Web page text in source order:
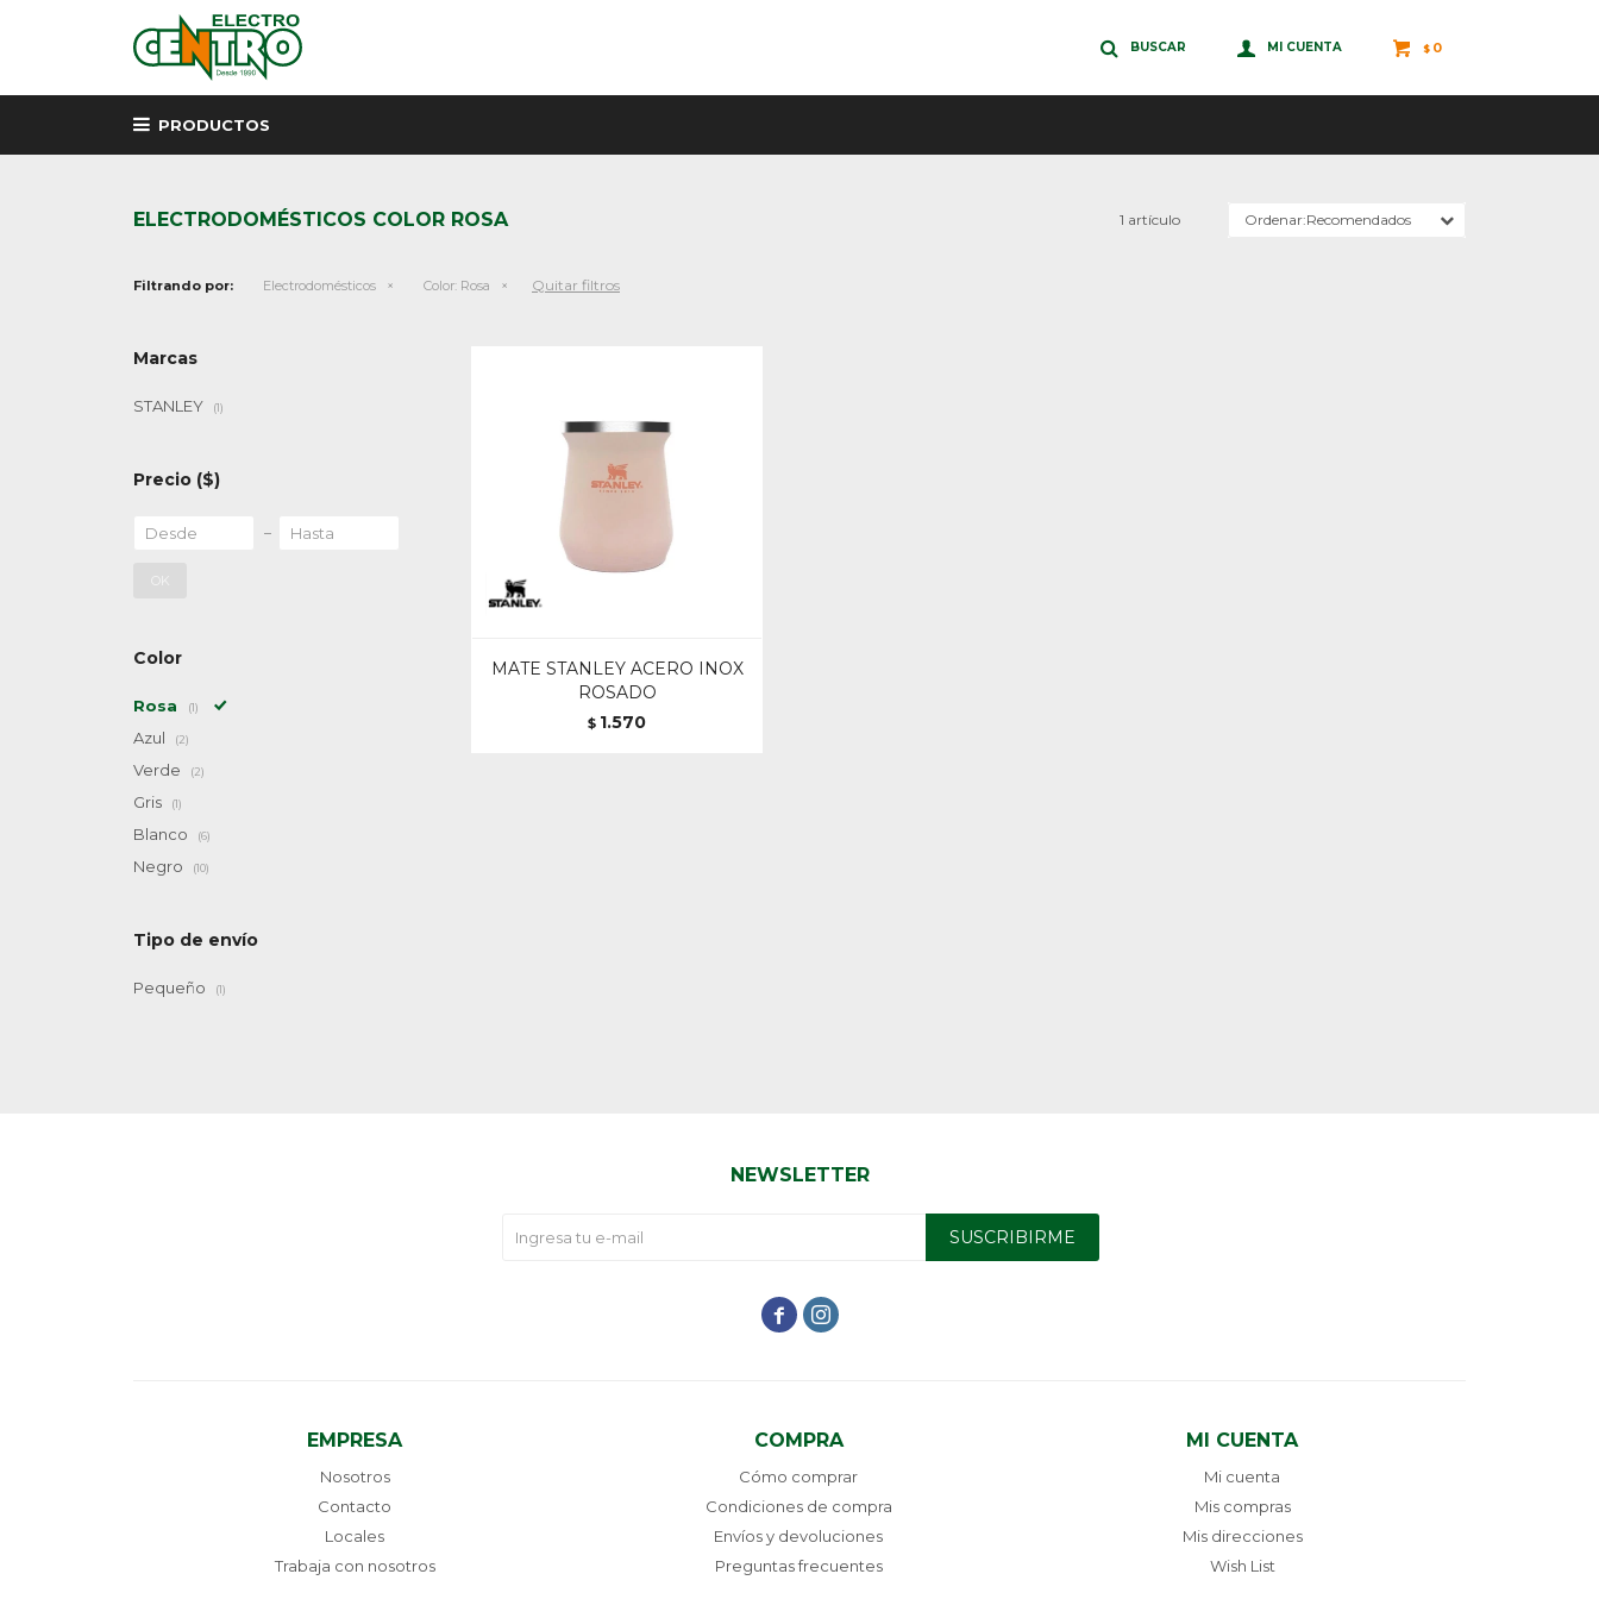
PRODUCTOS
$ 0
ELECTRODOMÉSTICOS COLOR ROSA 1 artículo Recomendados
Filtrando por: Electrodomésticos Color: Rosa Quitar filtros
MATE STANLEY ACERO INOX
ROSADO
$ 1.570
Marcas
STANLEY (1)
Precio ($)
OK
Color
Rosa (1)
Azul (2)
Verde (2)
Gris (1)
Blanco (6)
Negro (10)
Tipo de envío
Pequeño (1)
EMPRESA
Nosotros
Contacto
Locales
Trabaja con nosotros
COMPRA
Cómo comprar
Condiciones de compra
Envíos y devoluciones
Preguntas frecuentes
MI CUENTA
Mi cuenta
Mis compras
Mis direcciones
Wish List
NEWSLETTER
SUSCRIBIRME
 